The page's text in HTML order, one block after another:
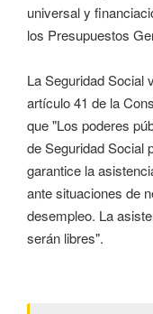
universal y
los Presupuestos
La Seguridad Social
artículo 41 de la
que "Los poderes
de Seguridad Social
garantice la
ante situaciones de
desempleo. La
serán libres".